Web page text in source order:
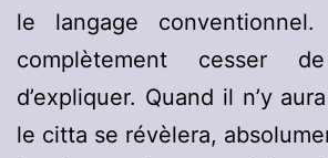
le langage
complètement cesser
d’expliquer. Quand il n’y
le citta se révèlera,